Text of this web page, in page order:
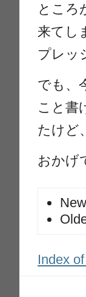
ところ
来てし
プレッ
でも、
こと書
たけど
おかげ
Index